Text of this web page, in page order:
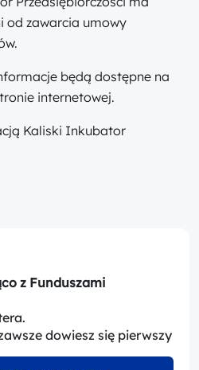
od zawarcia umowy
będą dostępne na
internetowej.
Kaliski Inkubator
z Funduszami
dowiesz się pierwszy